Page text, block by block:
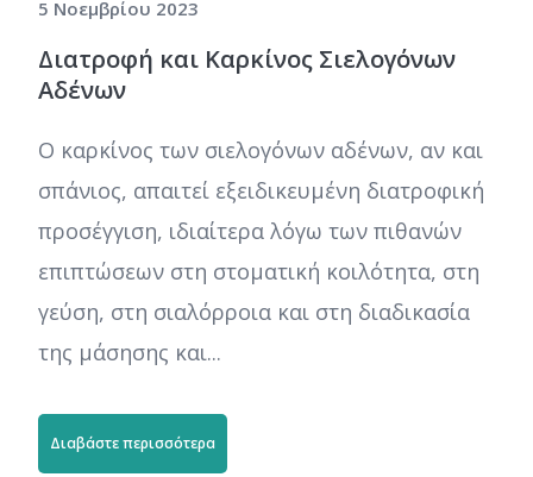
5 Νοεμβρίου 2023
Διατροφή και Καρκίνος Σιελογόνων
Αδένων
Ο καρκίνος των σιελογόνων αδένων, αν και
σπάνιος, απαιτεί εξειδικευμένη διατροφική
προσέγγιση, ιδιαίτερα λόγω των πιθανών
επιπτώσεων στη στοματική κοιλότητα, στη
γεύση, στη σιαλόρροια και στη διαδικασία
της μάσησης και...
Διαβάστε περισσότερα